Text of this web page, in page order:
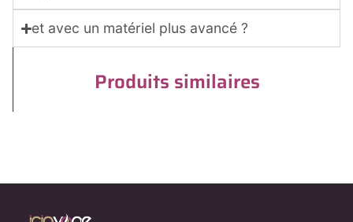
et avec un matériel plus avancé ?
Produits similaires